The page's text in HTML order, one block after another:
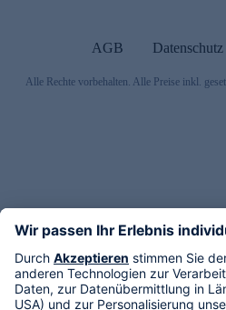
AGB Datenschutz
Alle Rechte vorbehalten. Alle Preise inkl.